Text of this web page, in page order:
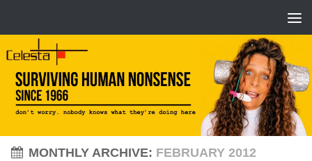
MONTHLY ARCHIVE: FEBRUARY 2012